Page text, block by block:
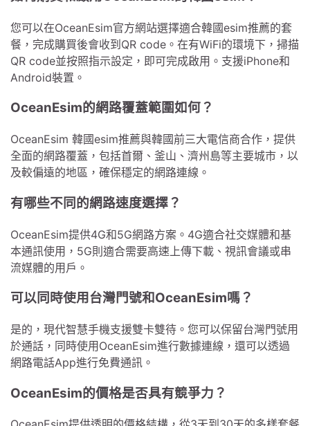
您可以在OceanEsim官方網站選擇適合韓國esim推薦的套
餐，完成購買後會收到QR code。在有WiFi的環境下，掃描
QR code並按照指示設定，即可完成啟用。支援iPhone和
Android裝置。
OceanEsim的網路覆蓋範圍如何？
OceanEsim 韓國esim推薦與韓國前三大電信商合作，提供
全面的網路覆蓋，包括首爾、釜山、濟州島等主要城市，以
及較偏遠的地區，確保穩定的網路連線。
有哪些不同的網路速度選擇？
OceanEsim提供4G和5G網路方案。4G適合社交媒體和基
本通訊使用，5G則適合需要高速上傳下載、視訊會議或串
流媒體的用戶。
可以同時使用台灣門號和OceanEsim嗎？
是的，現代智慧手機支援雙卡雙待。您可以保留台灣門號用
於通話，同時使用OceanEsim進行數據連線，還可以透過
網路電話App進行免費通訊。
OceanEsim的價格是否具有競爭力？